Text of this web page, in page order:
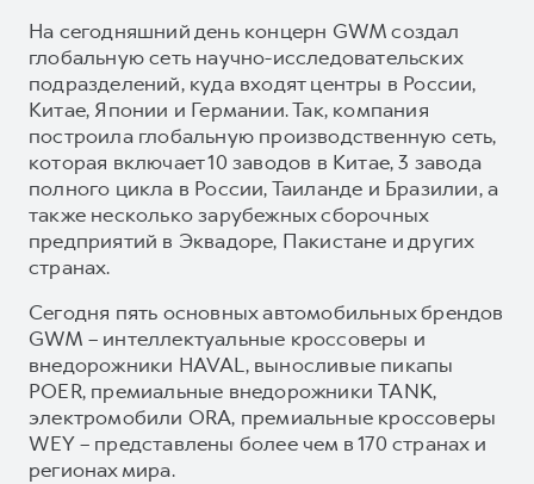
На сегодняшний день концерн GWM создал
глобальную сеть научно-исследовательских
подразделений, куда входят центры в России,
Китае, Японии и Германии. Так, компания
построила глобальную производственную сеть,
которая включает 10 заводов в Китае, 3 завода
полного цикла в России, Таиланде и Бразилии, а
также несколько зарубежных сборочных
предприятий в Эквадоре, Пакистане и других
странах.
Сегодня пять основных автомобильных брендов
GWM – интеллектуальные кроссоверы и
внедорожники HAVAL, выносливые пикапы
POER, премиальные внедорожники TANK,
электромобили ORA, премиальные кроссоверы
WEY – представлены более чем в 170 странах и
регионах мира.